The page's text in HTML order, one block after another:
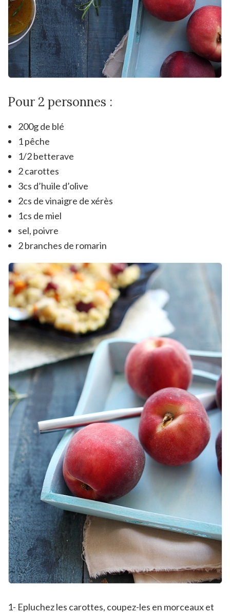
Pour 2 personnes :
200g de blé
1 pêche
1/2 betterave
2 carottes
3cs d’huile d’olive
2cs de vinaigre de xérès
1cs de miel
sel, poivre
2 branches de romarin
1- Epluchez les carottes, coupez-les en morceaux et